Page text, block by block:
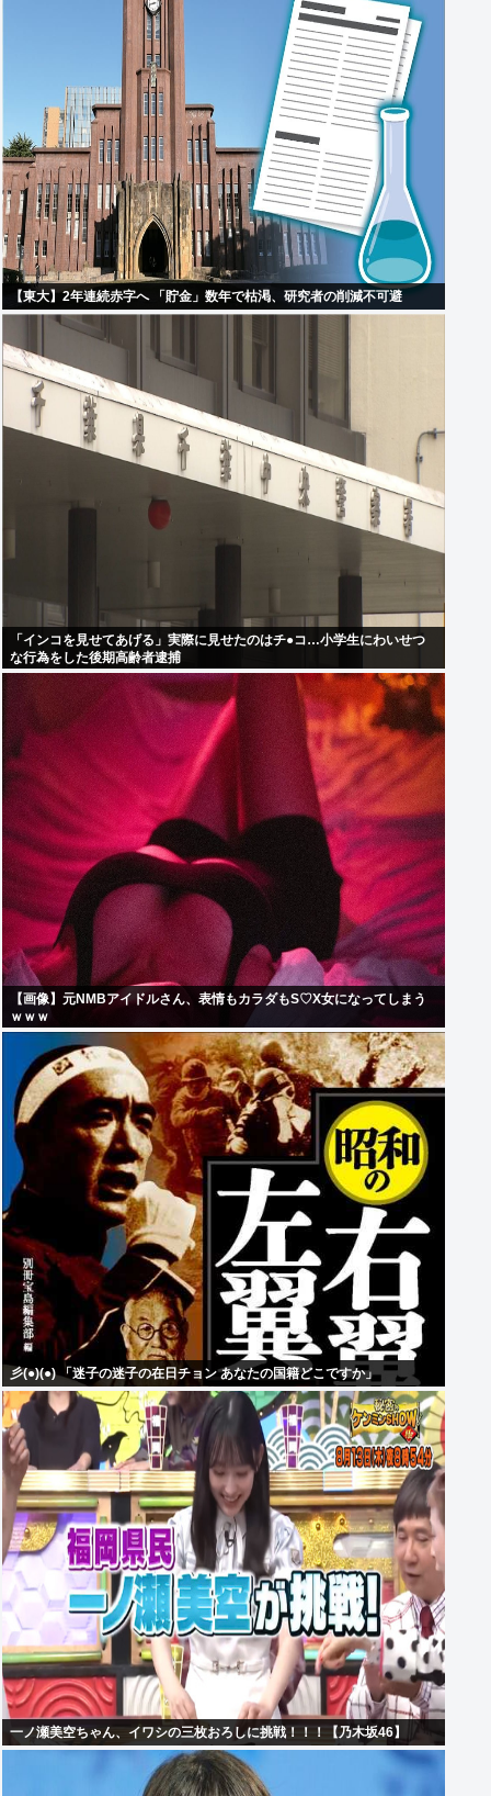
【東大】2年連続赤字へ 「貯金」数年で枯渇、研究者の削減不可避
「インコを見せてあげる」実際に見せたのはチ●コ…小学生にわいせつ
な行為をした後期高齢者逮捕
【画像】元NMBアイドルさん、表情もカラダもS♡X女になってしまう
ｗｗｗ
彡(●)(●) 「迷子の迷子の在日チョン あなたの国籍どこですか」
一ノ瀬美空ちゃん、イワシの三枚おろしに挑戦！！！【乃木坂46】